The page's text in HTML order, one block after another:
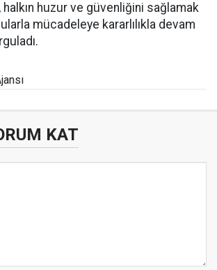
halkın huzur ve güvenliğini sağlamak
mücadeleye kararlılıkla devam
KAT